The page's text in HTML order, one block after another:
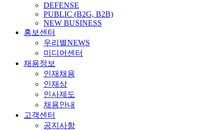
DEFENSE
PUBLIC (B2G, B2B)
NEW BUSINESS
홍보센터
우리별NEWS
미디어센터
채용정보
인재채용
인재상
인사제도
채용안내
고객센터
공지사항